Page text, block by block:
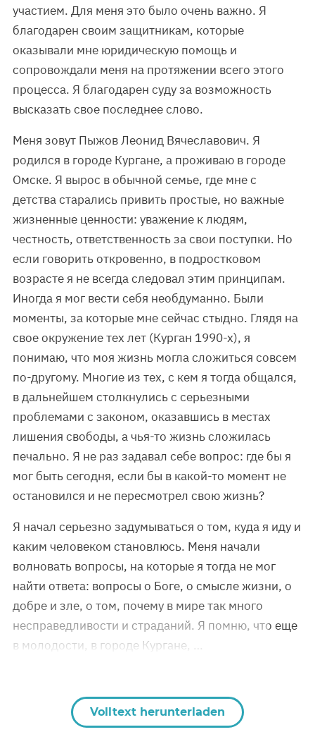
участием. Для меня это было очень важно. Я
благодарен своим защитникам, которые
оказывали мне юридическую помощь и
сопровождали меня на протяжении всего этого
процесса. Я благодарен суду за возможность
высказать свое последнее слово.
Меня зовут Пыжов Леонид Вячеславович. Я
родился в городе Кургане, а проживаю в городе
Омске. Я вырос в обычной семье, где мне с
детства старались привить простые, но важные
жизненные ценности: уважение к людям,
честность, ответственность за свои поступки. Но
если говорить откровенно, в подростковом
возрасте я не всегда следовал этим принципам.
Иногда я мог вести себя необдуманно. Были
моменты, за которые мне сейчас стыдно. Глядя на
свое окружение тех лет (Курган 1990-х), я
понимаю, что моя жизнь могла сложиться совсем
по-другому. Многие из тех, с кем я тогда общался,
в дальнейшем столкнулись с серьезными
проблемами с законом, оказавшись в местах
лишения свободы, а чья-то жизнь сложилась
печально. Я не раз задавал себе вопрос: где бы я
мог быть сегодня, если бы в какой-то момент не
остановился и не пересмотрел свою жизнь?
Я начал серьезно задумываться о том, куда я иду и
каким человеком становлюсь. Меня начали
волновать вопросы, на которые я тогда не мог
найти ответа: вопросы о Боге, о смысле жизни, о
добре и зле, о том, почему в мире так много
несправедливости и страданий. Я помню, что еще
в молодости, в городе Кургане, …
Volltext herunterladen